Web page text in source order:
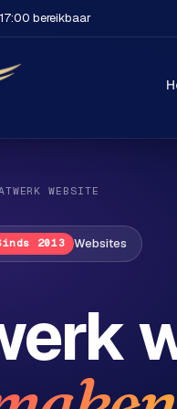
bereikbaar
WEBSITE
2013 Websites